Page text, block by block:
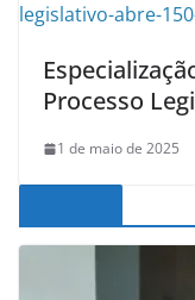
Processo
1 de maio de 2025